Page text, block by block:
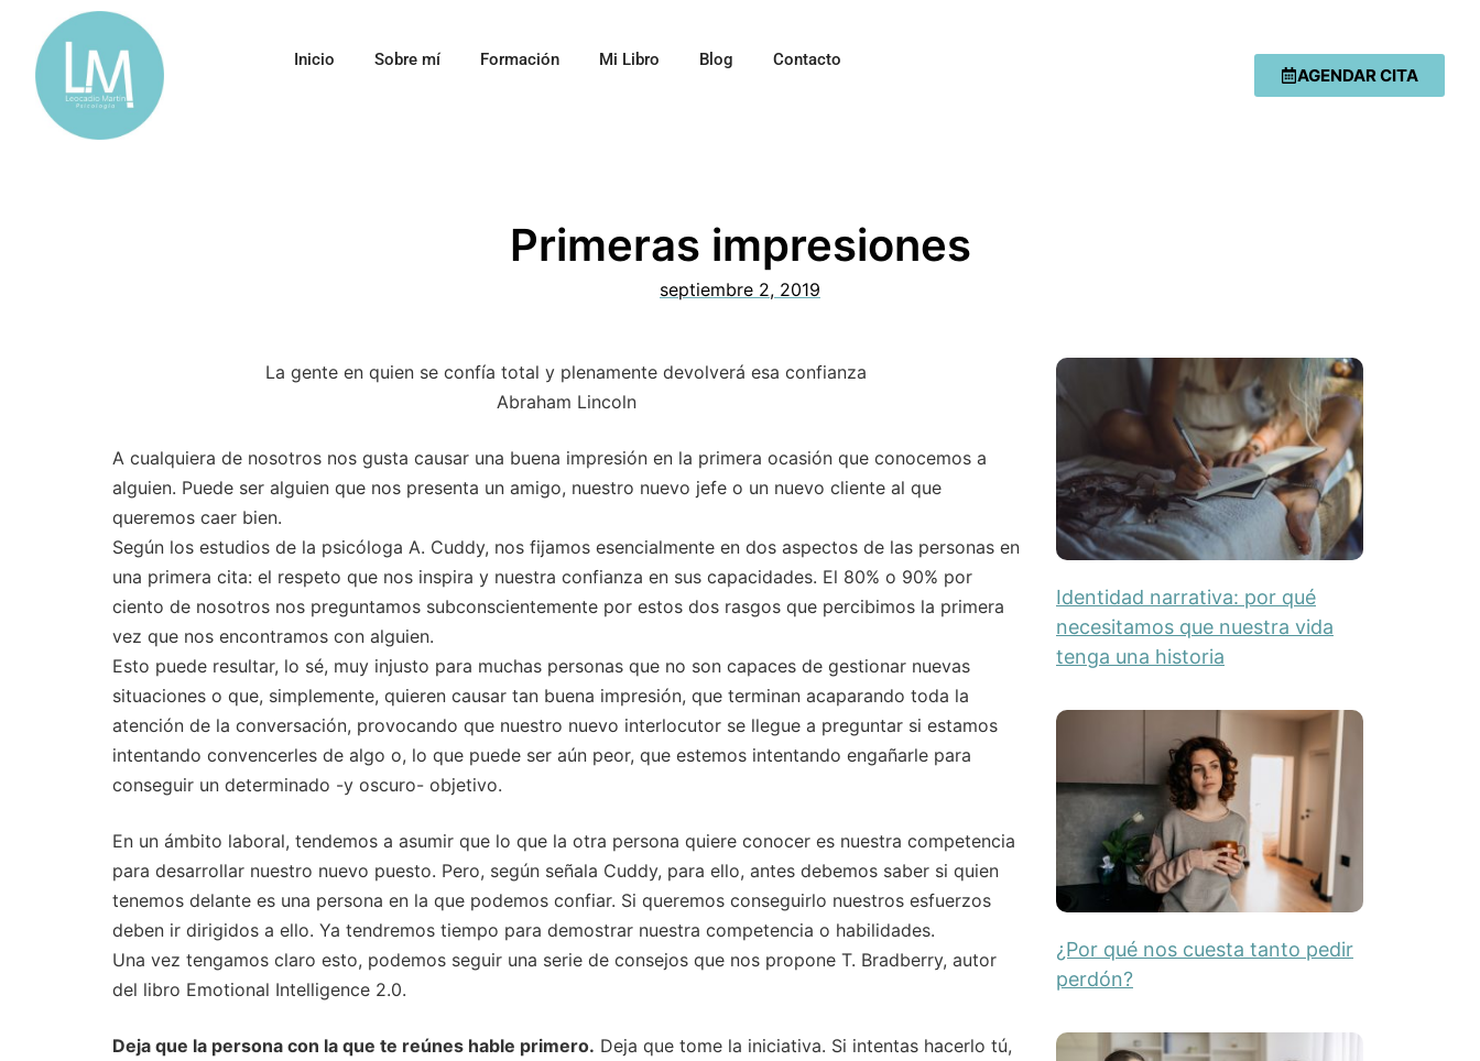
Inicio Sobre mí Formación Mi Libro Blog Contacto
AGENDAR CITA
Primeras impresiones
septiembre 2, 2019
La gente en quien se confía total y plenamente devolverá esa confianza
Abraham Lincoln
A cualquiera de nosotros nos gusta causar una buena impresión en la primera ocasión que conocemos a
alguien. Puede ser alguien que nos presenta un amigo, nuestro nuevo jefe o un nuevo cliente al que
queremos caer bien.
Según los estudios de la psicóloga A. Cuddy, nos fijamos esencialmente en dos aspectos de las personas en
una primera cita: el respeto que nos inspira y nuestra confianza en sus capacidades. El 80% o 90% por
ciento de nosotros nos preguntamos subconscientemente por estos dos rasgos que percibimos la primera
vez que nos encontramos con alguien.
Esto puede resultar, lo sé, muy injusto para muchas personas que no son capaces de gestionar nuevas
situaciones o que, simplemente, quieren causar tan buena impresión, que terminan acaparando toda la
atención de la conversación, provocando que nuestro nuevo interlocutor se llegue a preguntar si estamos
intentando convencerles de algo o, lo que puede ser aún peor, que estemos intentando engañarle para
conseguir un determinado -y oscuro- objetivo.
En un ámbito laboral, tendemos a asumir que lo que la otra persona quiere conocer es nuestra competencia
para desarrollar nuestro nuevo puesto. Pero, según señala Cuddy, para ello, antes debemos saber si quien
tenemos delante es una persona en la que podemos confiar. Si queremos conseguirlo nuestros esfuerzos
deben ir dirigidos a ello. Ya tendremos tiempo para demostrar nuestra competencia o habilidades.
Una vez tengamos claro esto, podemos seguir una serie de consejos que nos propone T. Bradberry, autor
del libro Emotional Intelligence 2.0.
Deja que la persona con la que te reúnes hable primero. Deja que tome la iniciativa. Si intentas hacerlo tú,
Identidad narrativa: por qué
necesitamos que nuestra vida
tenga una historia
¿Por qué nos cuesta tanto pedir
perdón?